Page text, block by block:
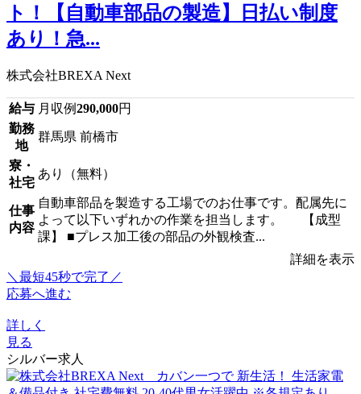
ト！【自動車部品の製造】日払い制度
あり！急...
株式会社BREXA Next
給与 月収例290,000円
勤務
地
群馬県 前橋市
寮・
社宅
あり（無料）
仕事
内容
自動車部品を製造する工場でのお仕事です。配属先に
よって以下いずれかの作業を担当します。 【成型
課】 ■プレス加工後の部品の外観検査...
詳細を表示
＼最短45秒で完了／
応募へ進む
詳しく
見る
シルバー求人